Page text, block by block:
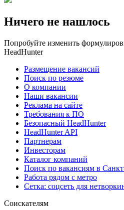
Ничего не нашлось
Попробуйте изменить
HeadHunter
Размещение вакансий
Поиск по резюме
О компании
Наши вакансии
Реклама на сайте
Требования к ПО
Безопасный HeadHunter
HeadHunter API
Партнерам
Инвесторам
Каталог компаний
Поиск по вакансиям в
Работа рядом с метро
Сетка: соцсеть для
Соискателям